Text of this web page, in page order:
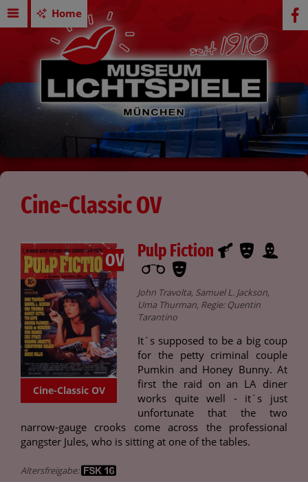
Home
Cine-Classic OV
OV
Cine-Classic OV
Pulp Fiction
John Travolta, Samuel L. Jackson,
Uma Thurman, Regie: Quentin
Tarantino
It´s supposed to be a big coup
for the petty criminal couple
Pumkin and Honey Bunny. At
first the raid on an LA diner
works quite well - it´s just
unfortunate that the two
narrow-gauge crooks come across the professional
gangster Jules, who is sitting at one of the tables.
Altersfreigabe: